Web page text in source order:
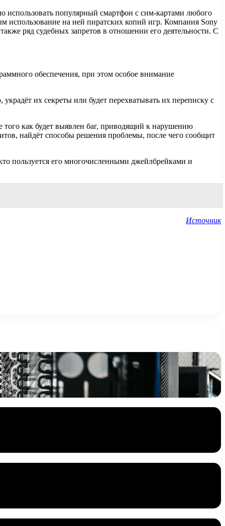
использовать популярный смартфон с сим-картами любого
использование на ней пиратских копий игр. Компания Sony
ряд судебных запретов в отношении его деятельности. С
обеспечения, при этом особое внимание
их секреты или будет перехватывать их переписку с
того как будет выявлен баг, приводящий к нарушению
найдёт способы решения проблемы, после чего сообщит
пользуется его многочисленными джейлбрейками и
Источник